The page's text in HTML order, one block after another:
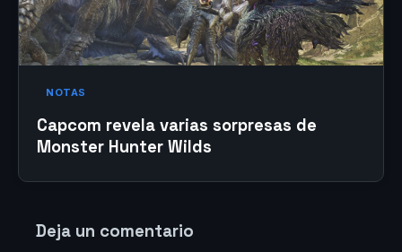
NOTAS
Capcom revela varias sorpresas de
Monster Hunter Wilds
Deja un comentario